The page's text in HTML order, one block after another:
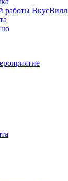
работы ВкусВилл